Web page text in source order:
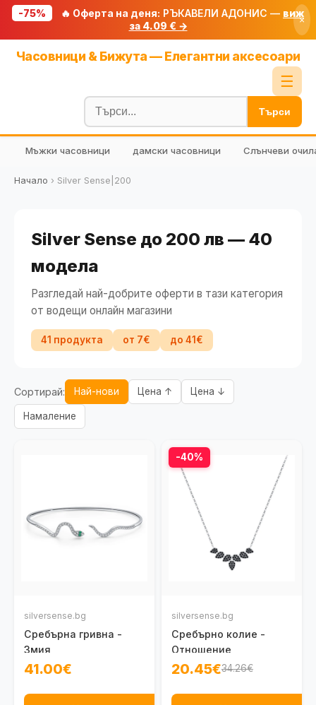
-75% 🔥 Оферта на деня: РЪКАВЕЛИ АДОНИС — виж
за 4.09 € →
×
Часовници & Бижута — Елегантни аксесоари
☰
Блог
🧮 Калкулатори
🔍 Намери продукт
Търси
Мъжки часовници дамски часовници Слънчеви
Начало › Silver Sense|200
Silver Sense до 200 лв — 40
модела
Разгледай най-добрите оферти в тази категория
от водещи онлайн магазини
41 продукта от 7€ до 41€
Сортирай: Най-нови Цена ↑ Цена ↓
Намаление
silversense.bg
Сребърна гривна -
Змия
41.00€
-40%
silversense.bg
Сребърно колие -
Отношение
20.45€34.26€